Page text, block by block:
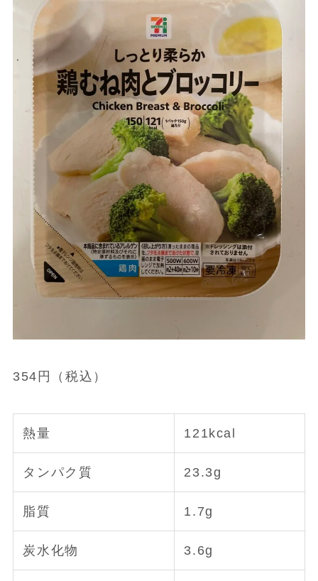
354円（税込）
熱量 121kcal
タンパク質 23.3g
脂質 1.7g
炭水化物 3.6g